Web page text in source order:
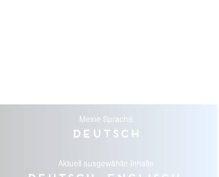
Meine Sprache
Deutsch
Aktuell ausgewählte Inhalte